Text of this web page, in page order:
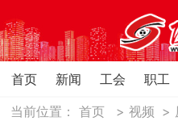
首页 新闻 工会 职工
当前位置：首页 >视频 >